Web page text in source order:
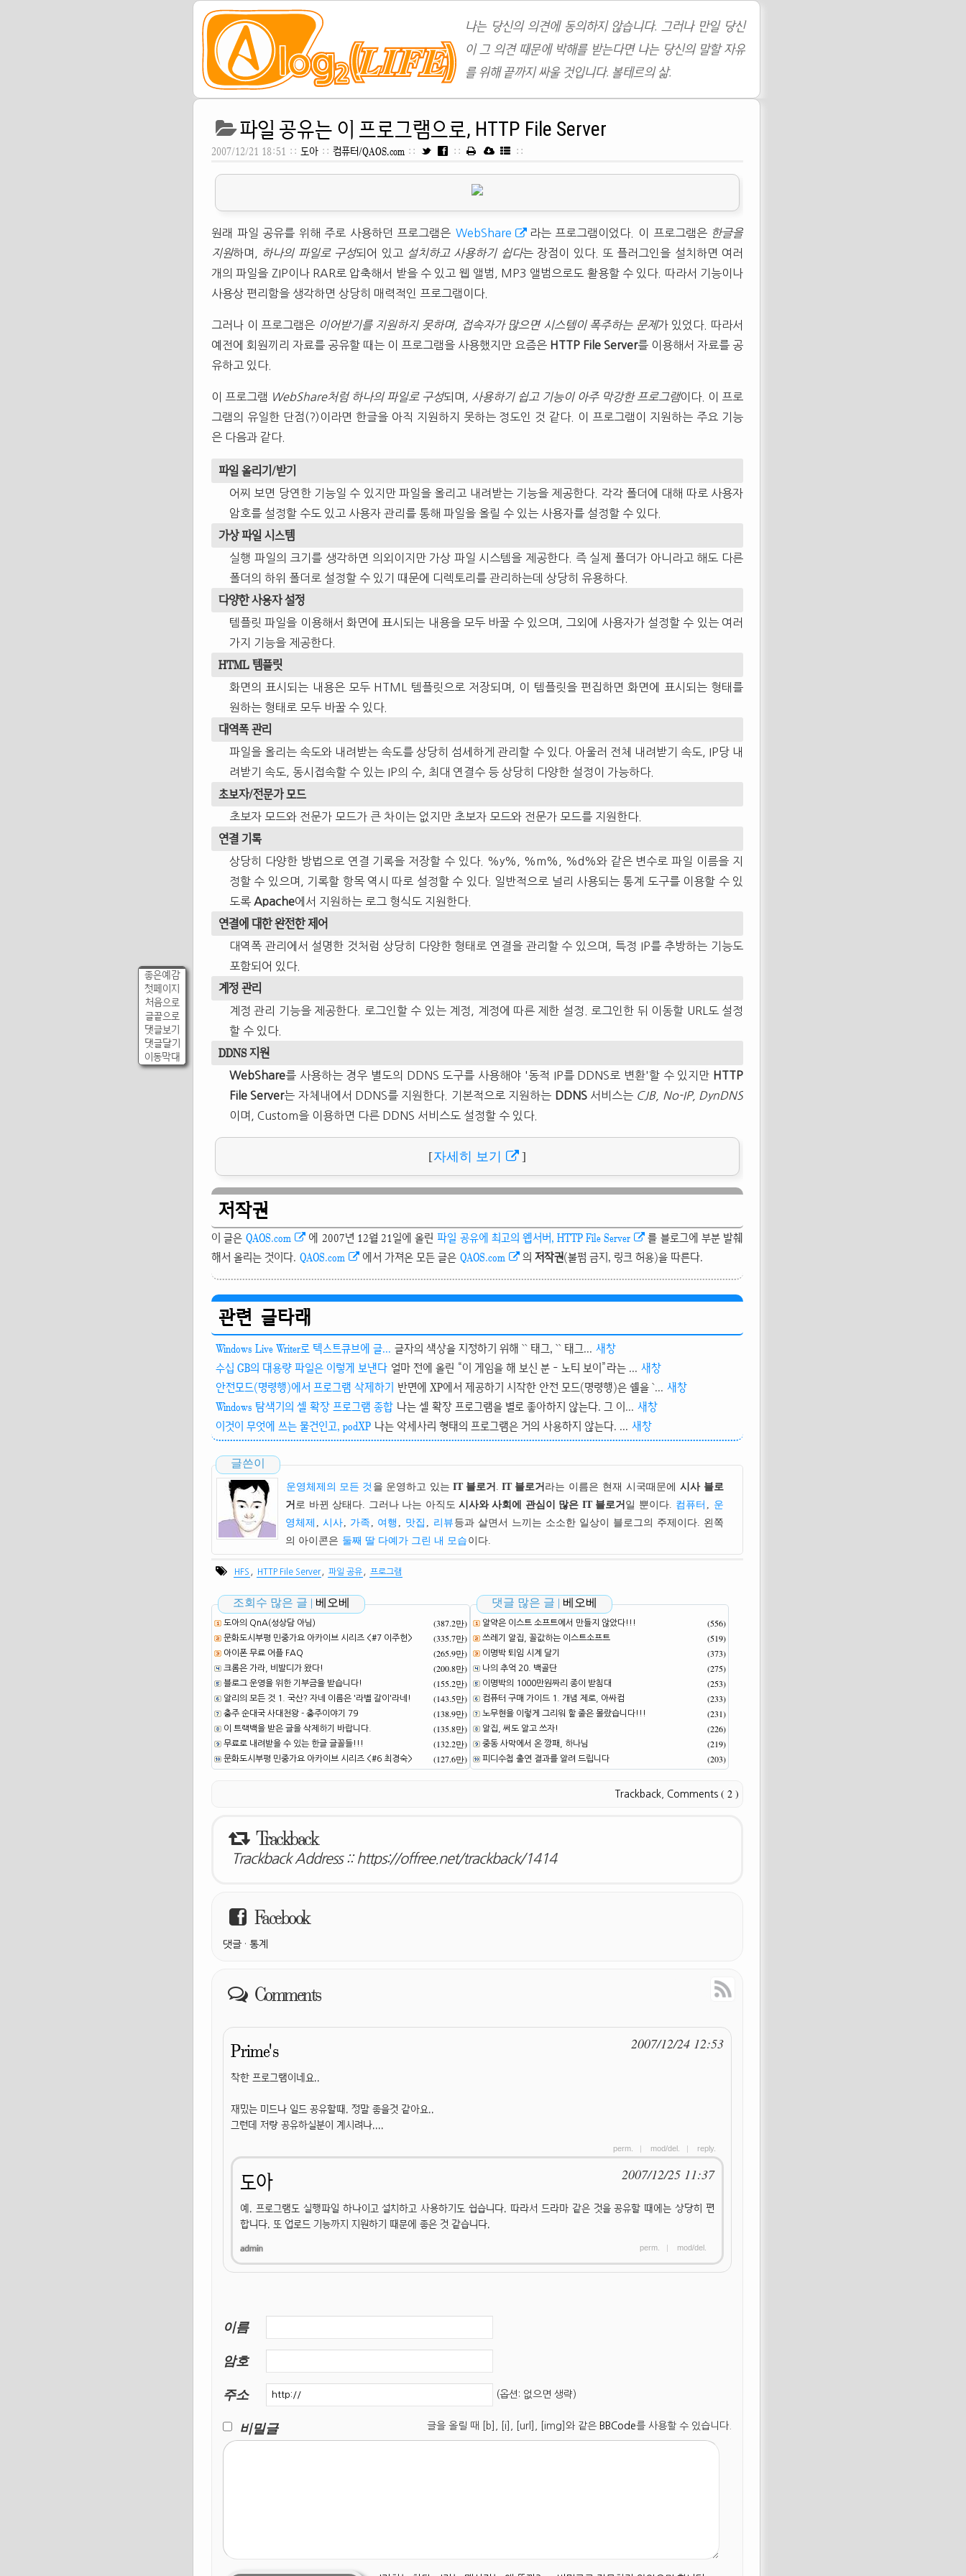
나는 당신의 의견에 동의하지 않습니다. 그러나 만일 당신
이 그 의견 때문에 박해를 받는다면 나는 당신의 말할 자유
를 위해 끝까지 싸울 것입니다. 볼테르의 삶.
좋은예감
첫페이지
처음으로
글끝으로
댓글보기
댓글달기
이동막대
파일 공유는 이 프로그램으로, HTTP File Server
2007/12/21 18:51 :: 도아 :: 컴퓨터/QAOS.com :: :: ::
원래 파일 공유를 위해 주로 사용하던 프로그램은 WebShare 라는 프로그램이었다. 이 프로그램은 한글을
지원하며, 하나의 파일로 구성되어 있고 설치하고 사용하기 쉽다는 장점이 있다. 또 플러그인을 설치하면 여러
개의 파일을 ZIP이나 RAR로 압축해서 받을 수 있고 웹 앨범, MP3 앨범으로도 활용할 수 있다. 따라서 기능이나
사용상 편리함을 생각하면 상당히 매력적인 프로그램이다.
그러나 이 프로그램은 이어받기를 지원하지 못하며, 접속자가 많으면 시스템이 폭주하는 문제가 있었다. 따라서
예전에 회원끼리 자료를 공유할 때는 이 프로그램을 사용했지만 요즘은 HTTP File Server를 이용해서 자료를 공
유하고 있다.
이 프로그램 WebShare처럼 하나의 파일로 구성되며, 사용하기 쉽고 기능이 아주 막강한 프로그램이다. 이 프로
그램의 유일한 단점(?)이라면 한글을 아직 지원하지 못하는 정도인 것 같다. 이 프로그램이 지원하는 주요 기능
은 다음과 같다.
파일 올리기/받기
어찌 보면 당연한 기능일 수 있지만 파일을 올리고 내려받는 기능을 제공한다. 각각 폴더에 대해 따로 사용자
암호를 설정할 수도 있고 사용자 관리를 통해 파일을 올릴 수 있는 사용자를 설정할 수 있다.
가상 파일 시스템
실행 파일의 크기를 생각하면 의외이지만 가상 파일 시스템을 제공한다. 즉 실제 폴더가 아니라고 해도 다른
폴더의 하위 폴더로 설정할 수 있기 때문에 디렉토리를 관리하는데 상당히 유용하다.
다양한 사용자 설정
템플릿 파일을 이용해서 화면에 표시되는 내용을 모두 바꿀 수 있으며, 그외에 사용자가 설정할 수 있는 여러
가지 기능을 제공한다.
HTML 템플릿
화면의 표시되는 내용은 모두 HTML 템플릿으로 저장되며, 이 템플릿을 편집하면 화면에 표시되는 형태를
원하는 형태로 모두 바꿀 수 있다.
대역폭 관리
파일을 올리는 속도와 내려받는 속도를 상당히 섬세하게 관리할 수 있다. 아울러 전체 내려받기 속도, IP당 내
려받기 속도, 동시접속할 수 있는 IP의 수, 최대 연결수 등 상당히 다양한 설정이 가능하다.
초보자/전문가 모드
초보자 모드와 전문가 모드가 큰 차이는 없지만 초보자 모드와 전문가 모드를 지원한다.
연결 기록
상당히 다양한 방법으로 연결 기록을 저장할 수 있다. %y%, %m%, %d%와 같은 변수로 파일 이름을 지
정할 수 있으며, 기록할 항목 역시 따로 설정할 수 있다. 일반적으로 널리 사용되는 통계 도구를 이용할 수 있
도록 Apache에서 지원하는 로그 형식도 지원한다.
연결에 대한 완전한 제어
대역폭 관리에서 설명한 것처럼 상당히 다양한 형태로 연결을 관리할 수 있으며, 특정 IP를 추방하는 기능도
포함되어 있다.
계정 관리
계정 관리 기능을 제공한다. 로그인할 수 있는 계정, 계정에 따른 제한 설정. 로그인한 뒤 이동할 URL도 설정
할 수 있다.
DDNS 지원
WebShare를 사용하는 경우 별도의 DDNS 도구를 사용해야 '동적 IP를 DDNS로 변환'할 수 있지만 HTTP
File Server는 자체내에서 DDNS를 지원한다. 기본적으로 지원하는 DDNS서비스는 CJB, No-IP, DynDNS
이며, Custom을 이용하면 다른 DDNS 서비스도 설정할 수 있다.
[자세히 보기 ]
저작권
이 글은 QAOS.com 에 2007년 12월 21일에 올린 파일 공유에 최고의 웹서버, HTTP File Server
를 블로그에 부분 발췌
해서 올리는 것이다. QAOS.com 에서 가져온 모든 글은 QAOS.com 의 저작권(불펌 금지, 링크 허용)을 따른다.
관련 글타래
Windows Live Writer로 텍스트큐브에 글... 글자의 색상을 지정하기 위해 `` 태그, `` 태그... 새창
수십 GB의 대용량 파일은 이렇게 보낸다 얼마 전에 올린 “이 게임을 해 보신 분 - 노티 보이”라는 ... 새창
안전모드(명령행)에서 프로그램 삭제하기 반면에 XP에서 제공하기 시작한 안전 모드(명령행)은 쉘을 `... 새창
Windows 탐색기의 셀 확장 프로그램 종합 나는 셀 확장 프로그램을 별로 좋아하지 않는다. 그 이... 새창
이것이 무엇에 쓰는 물건인고, podXP 나는 악세사리 형태의 프로그램은 거의 사용하지 않는다. ... 새창
글쓴이
운영체제의 모든 것 을 운영하고 있는 IT 블로거 . IT 블로거 라는 이름은 현재 시국때문에 시사 블로
거 로 바뀐 상태다. 그러나 나는 아직도 시사와 사회에 관심이 많은 IT 블로거 일 뿐이다. 컴퓨터 , 운
영체제 , 시사, 가족 , 여행 , 맛집 , 리뷰 등과 살면서 느끼는 소소한 일상이 블로그의 주제이다. 왼쪽
의 아이콘은 둘째 딸 다예가 그린 내 모습 이다.
HFS HTTP File Server 파일 공유 프로그램
조회수 많은 글 | 베오베
도아의 QnA(성상담 아님) (387.2만)
문화도시부평 민중가요 아카이브 시리즈 <#7 이주헌> (335.7만)
아이폰 무료 어플 FAQ (265.9만)
크롬은 가라, 비발디가 왔다! (200.8만)
블로그 운영을 위한 기부금을 받습니다! (155.2만)
알리의 모든 것 1. 국산? 자네 이름은 '라벨 갈이'라네! (143.5만)
충주 순대국 사대천왕 - 충주이야기 79 (138.9만)
이 트랙백을 받은 글을 삭제하기 바랍니다. (135.8만)
무료로 내려받을 수 있는 한글 글꼴들!!! (132.2만)
문화도시부평 민중가요 아카이브 시리즈 <#6 최경숙> (127.6만)
댓글 많은 글 | 베오베
알약은 이스트 소프트에서 만들지 않았다!!! (556)
쓰레기 알집, 꼴값하는 이스트소프트 (519)
이명박 퇴임 시계 달기 (373)
나의 추억 20. 백골단 (275)
이명박의 1000만원짜리 종이 받침대 (253)
컴퓨터 구매 가이드 1. 개념 제로, 아싸컴 (233)
노무현을 이렇게 그리워 할 줄은 몰랐습니다!!! (231)
알집, 써도 알고 쓰자! (226)
중동 사막에서 온 깡패, 하나님 (219)
피디수첩 출연 결과를 알려 드립니다 (203)
Trackback Comments ( 2 )
Trackback
Trackback Address :: https://offree.net/trackback/1414
Facebook
댓글 · 통계
Comments
Prime's 2007/12/24 12:53
착한 프로그램이네요..
재밌는 미드나 일드 공유할때. 정말 좋을것 같아요..
그런데 저랑 공유하실분이 계시려나....
perm. | mod/del. | reply.
도아 2007/12/25 11:37
예. 프로그램도 실행파일 하나이고 설치하고 사용하기도 쉽습니다. 따라서 드라마 같은 것을 공유할 때에는 상당히 편
합니다. 또 업로드 기능까지 지원하기 때문에 좋은 것 같습니다.
perm. | mod/del.
이름
암호
주소
(옵션: 없으면 생략)
비밀글 글을 올릴 때 [b], [i], [url], [img]와 같은 BBCode를 사용할 수 있습니다.